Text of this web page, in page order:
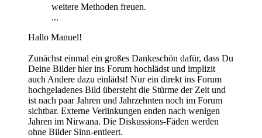
weitere Methoden freuen.
...
Hallo Manuel!
Zunächst einmal ein großes Dankeschön dafür, dass Du
Deine Bilder hier ins Forum hochlädst und implizit
auch Andere dazu einlädst! Nur ein direkt ins Forum
hochgeladenes Bild übersteht die Stürme der Zeit und
ist nach paar Jahren und Jahrzehnten noch im Forum
sichtbar. Externe Verlinkungen enden nach wenigen
Jahren im Nirwana. Die Diskussions-Fäden werden
ohne Bilder Sinn-entleert.